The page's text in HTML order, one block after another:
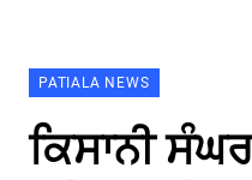
PATIALA NEWS
ਕਿਸਾਨੀ